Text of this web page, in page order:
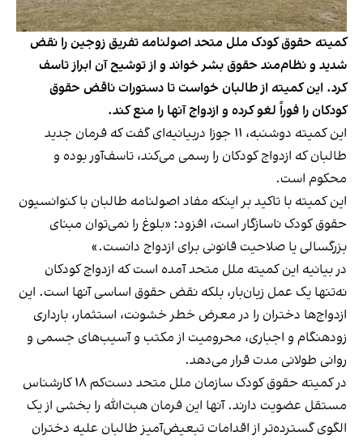
کمیته حقوق کودک ملل متحد اصولنامه تفریق زوجین را نقض
شدید و نظام‌مند حقوق بشر خواند و از توشیح آن ابراز تاسف
کرد. این کمیته از طالبان خواست تا دستورات ناقض حقوق
کودکان را فوراً لغو کرده و ازدواج آنها را منع کند.
این کمیته دوشنبه، ۱۱ جوزا دربیانیه‌ای گفت که فرمان جدید
طالبان که ازدواج کودکان را رسمی می‌کند، تاسف‌آور بوده و
محکوم است.
این کمیته با تاکید بر اینکه مفاد اصولنامه طالبان با کنوانسیون
حقوق کودک ناسازگار است، افزود: «بلوغ را نمی‌توان مبنای
بزرگسالی یا صلاحیت قانونی برای ازدواج دانست.»
در بیانیه این کمیته ملل متحد آمده است که ازدواج کودکان
نه‌تنها یک عمل زیان‌بار، بلکه نقض حقوق اساسی آنها است. این
ازدواج‌ها دختران را در معرض خطر خشونت، استثمار، بارداری
زودهنگام و اجباری، محرومیت از مکتب و آسیب‌های جسمی و
روانی طولانی مدت قرار می‌دهد.
در کمیته حقوق کودک سازمان ملل متحد دست‌کم ۱۸ کارشناس
مستقل عضویت دارند. آنها این فرمان هبت‌الله را بخشی از یک
الگوی گسترده‌تر از اقدامات تبعیض‌آمیز طالبان علیه دختران